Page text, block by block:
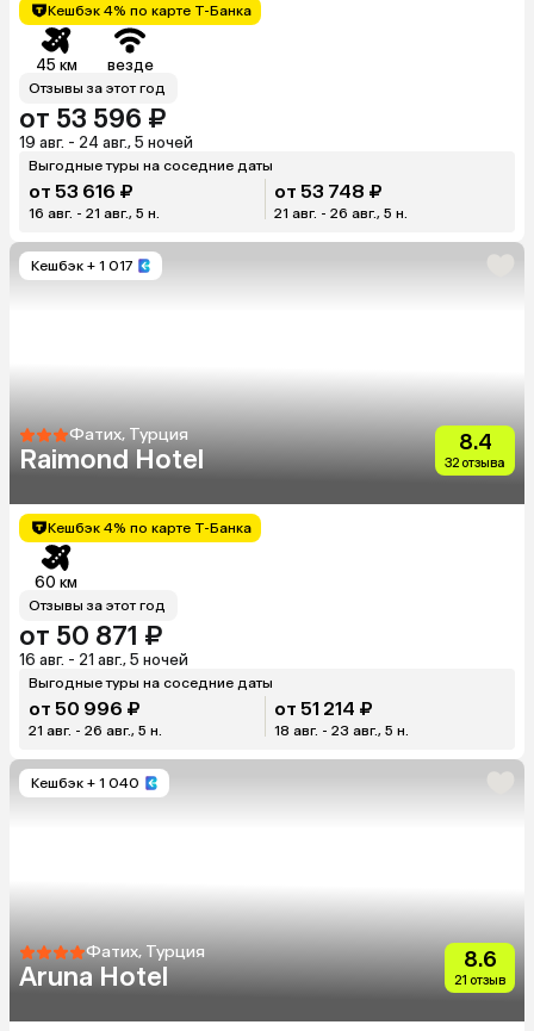
Кешбэк 4% по карте Т-Банка
45 км везде
Отзывы за этот год
от 53 596 ₽
19 авг. - 24 авг., 5 ночей
Выгодные туры на соседние даты
от 53 616 ₽
16 авг. - 21 авг., 5 н.
от 53 748 ₽
21 авг. - 26 авг., 5 н.
Кешбэк + 1 017
Фатих, Турция
Raimond Hotel
8.4
32 отзыва
Кешбэк 4% по карте Т-Банка
60 км
Отзывы за этот год
от 50 871 ₽
16 авг. - 21 авг., 5 ночей
Выгодные туры на соседние даты
от 50 996 ₽
21 авг. - 26 авг., 5 н.
от 51 214 ₽
18 авг. - 23 авг., 5 н.
Кешбэк + 1 040
Фатих, Турция
Aruna Hotel
8.6
21 отзыв